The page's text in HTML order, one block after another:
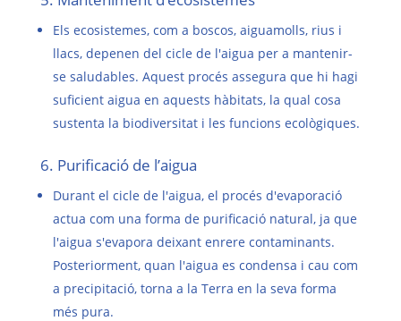
Els ecosistemes, com a boscos, aiguamolls, rius i
llacs, depenen del cicle de l'aigua per a mantenir-
se saludables. Aquest procés assegura que hi hagi
suficient aigua en aquests hàbitats, la qual cosa
sustenta la biodiversitat i les funcions ecològiques.
6. Purificació de l’aigua
Durant el cicle de l'aigua, el procés d'evaporació
actua com una forma de purificació natural, ja que
l'aigua s'evapora deixant enrere contaminants.
Posteriorment, quan l'aigua es condensa i cau com
a precipitació, torna a la Terra en la seva forma
més pura.